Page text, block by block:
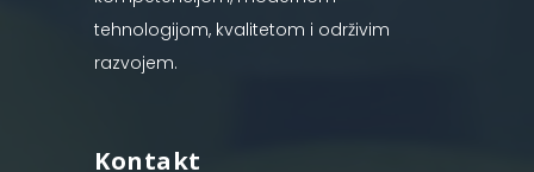
tehnologijom, kvalitetom i održivim
razvojem.
Kontakt